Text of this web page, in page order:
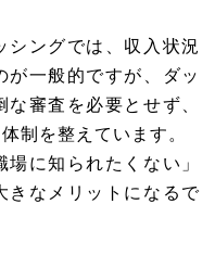
ングでは、収入状況
一般的ですが、ダッ
審査を必要とせず、
制を整えています。
に知られたくない」
きなメリットになるで